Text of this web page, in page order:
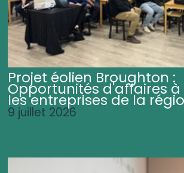
Projet éolien Broughton :
Opportunités d'affaires à
les entreprises de la
9 juillet 2026